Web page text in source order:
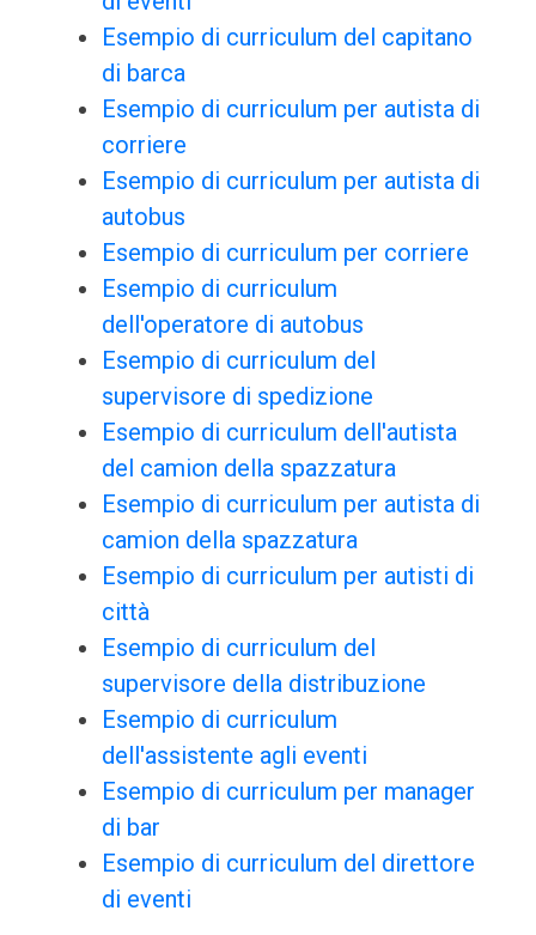
Esempio di curriculum del capitano
di barca
Esempio di curriculum per autista di
corriere
Esempio di curriculum per autista di
autobus
Esempio di curriculum per corriere
Esempio di curriculum
dell'operatore di autobus
Esempio di curriculum del
supervisore di spedizione
Esempio di curriculum dell'autista
del camion della spazzatura
Esempio di curriculum per autista di
camion della spazzatura
Esempio di curriculum per autisti di
città
Esempio di curriculum del
supervisore della distribuzione
Esempio di curriculum
dell'assistente agli eventi
Esempio di curriculum per manager
di bar
Esempio di curriculum del direttore
di eventi